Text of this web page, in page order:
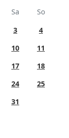
Sa
So
3
4
10
11
17
18
24
25
31